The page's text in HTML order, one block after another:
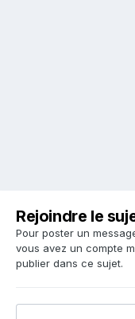
Rejoindre le
Pour poster un
vous avez un compte
publier dans ce sujet.